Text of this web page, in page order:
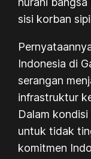
sisi korban
Indonesia di
serangan
infrastruktur
Dalam
untuk tidak
komitmen